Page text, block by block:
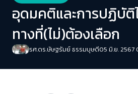
อุดมคติและการปฏิบัติ
ทางที่(ไม่)ต้องเลือก
รศ.ดร.ษัษฐรัมย์ ธรรมบุษดี05 มิ.ย. 2567